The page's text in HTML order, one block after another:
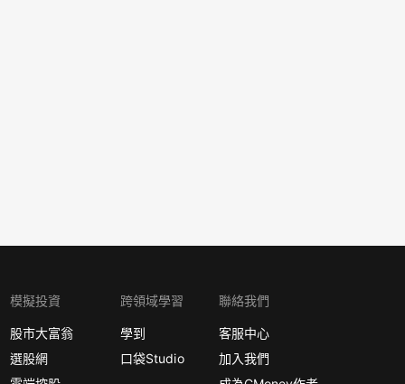
模擬投資
股市大富翁
選股網
跨領域學習
學到
口袋Studio
聯絡我們
客服中心
加入我們